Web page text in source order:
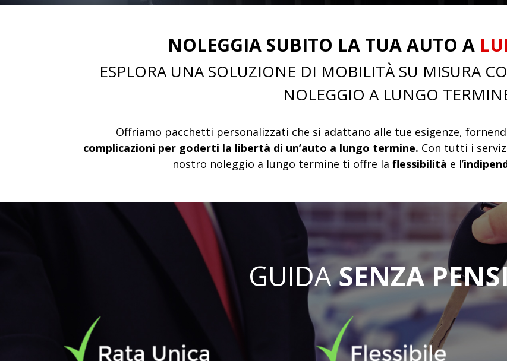
NOLEGGIA SUBITO LA TUA AUTO A
ESPLORA UNA SOLUZIONE DI MOBILITÀ SU MISURA
NOLEGGIO A LUNGO
Offriamo pacchetti personalizzati che si adattano alle tue esigenze,
complicazioni per goderti la libertà di un’auto a lungo termine. Con tutti i
nostro noleggio a lungo termine ti offre la flessibilità e l’
GUIDASENZA